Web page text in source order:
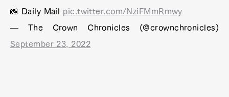
📸 Daily Mail⁠ pic.twitter.com/NziFMmRmwy
— The Crown Chronicles (@crownchronicles)
September 23, 2022